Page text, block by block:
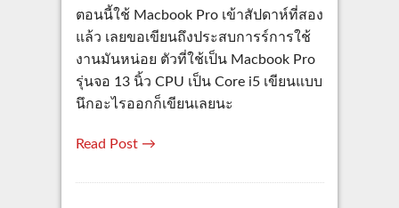
ตอนนี้ใช้ Macbook Pro เข้าสัปดาห์ที่สอง
แล้ว เลยขอเขียนถึงประสบการร์การใช้
งานมันหน่อย ตัวที่ใช้เป็น Macbook Pro
รุ่นจอ 13 นิ้ว CPU เป็น Core i5 เขียนแบบ
นึกอะไรออกก็เขียนเลยนะ
Read Post →